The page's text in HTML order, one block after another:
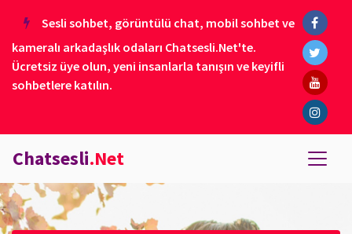
Sesli sohbet, görüntülü chat, mobil sohbet ve
kameralı arkadaşlık odaları Chatsesli.Net'te.
Ücretsiz üye olun, yeni insanlarla tanışın ve keyifli
sohbetlere katılın.
Chatsesli.Net